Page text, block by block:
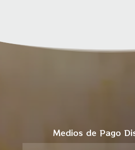
Medios de Pago